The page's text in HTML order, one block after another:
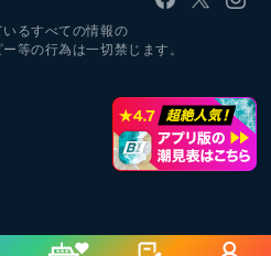
るすべての情報の
等の行為は一切禁じます。